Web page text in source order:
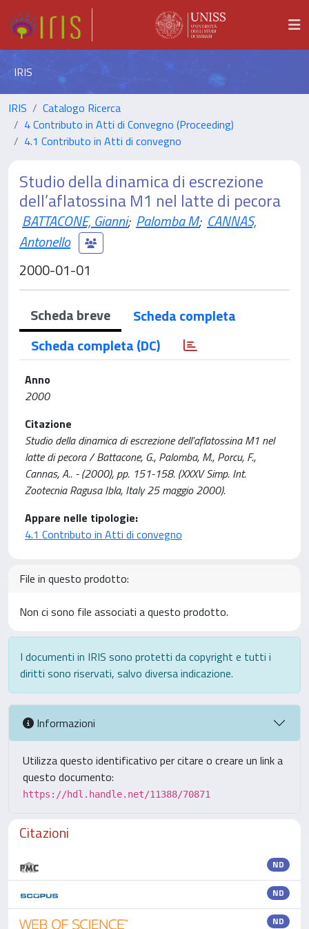
IRIS
IRIS
Catalogo Ricerca
4 Contributo in Atti di Convegno (Proceeding)
4.1 Contributo in Atti di convegno
Studio della dinamica di escrezione
dell’aflatossina M1 nel latte di pecora
BATTACONE, Gianni; Palomba M; CANNAS,
Antonello
2000-01-01
Scheda breve
Scheda completa
Scheda completa (DC)
Anno
2000
Citazione
Studio della dinamica di escrezione dell’aflatossina M1 nel
latte di pecora / Battacone, G., Palomba, M., Porcu, F.,
Cannas, A.. - (2000), pp. 151-158. (XXXV Simp. Int.
Zootecnia Ragusa Ibla, Italy 25 maggio 2000).
Appare nelle tipologie:
4.1 Contributo in Atti di convegno
File in questo prodotto:
Non ci sono file associati a questo prodotto.
I documenti in IRIS sono protetti da copyright e tutti i
diritti sono riservati, salvo diversa indicazione.
Informazioni
Utilizza questo identificativo per citare o creare un link a
questo documento:
https://hdl.handle.net/11388/70871
Citazioni
ND
ND
ND